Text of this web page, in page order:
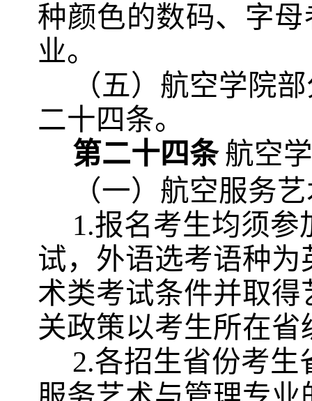
种颜色的数码、字
业。
（五）航空学院
二十四条。
第二十四条 航空
（一）航空服务
1.报名考生均须参
试， 外语选考语种
术类考试条件并取
关政策以考生所在
2.各招生省份考生